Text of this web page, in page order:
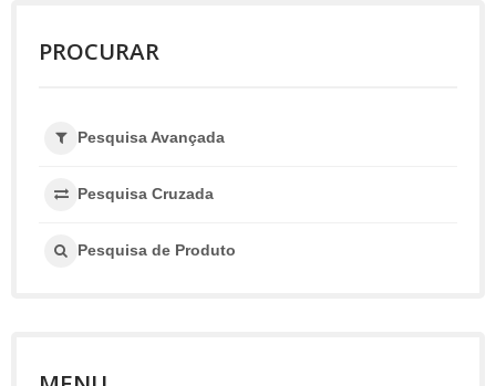
PROCURAR
Pesquisa Avançada
Pesquisa Cruzada
Pesquisa de Produto